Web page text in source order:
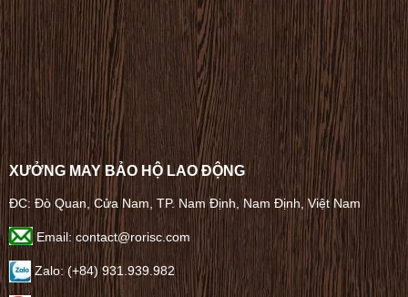
XƯỞNG MAY BẢO HỘ LAO ĐỘNG
ĐC: Đò Quan, Cửa Nam, TP. Nam Định, Nam Định, Việt Nam
Email: contact@rorisc.com
Zalo: (+84) 931.939.982